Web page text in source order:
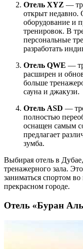
Отель XYZ —
открыт недавно.
оборудование и
тренировок. В
персональные
разработать
Отель QWE —
расширен и
больше
сауна и джакузи.
Отель ASD —
полностью
оснащен самым
предлагает
зумба.
Выбирая отель в
тренажерного зала.
заниматься спортом
прекрасном городе.
Отель «Буран